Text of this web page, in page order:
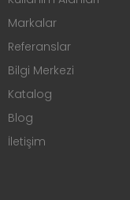
Markalar
Referanslar
Bilgi Merkezi
Katalog
Blog
İletişim